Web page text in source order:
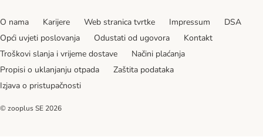
O nama Karijere Web stranica tvrtke Impressum
DSA
Opći uvjeti poslovanja
Odustati od ugovora
Kontakt
Troškovi slanja i vrijeme dostave
Načini plaćanja
Propisi o uklanjanju otpada
Zaštita podataka
Izjava o pristupačnosti
© zooplus SE 2026